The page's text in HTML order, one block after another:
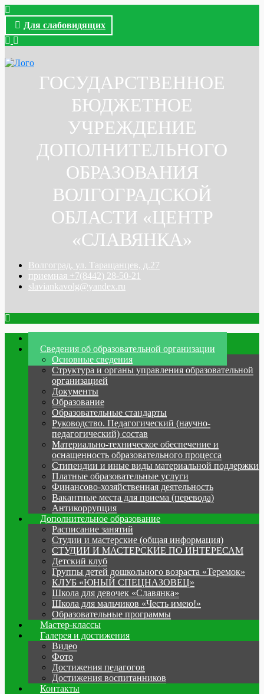
Для слабовидящих
ГОСУДАРСТВЕННОЕ
БЮДЖЕТНОЕ
УЧРЕЖДЕНИЕ
ДОПОЛНИТЕЛЬНОГО
ОБРАЗОВАНИЯ
ВОЛГОГРАДСКОЙ
ОБЛАСТИ «ЦЕНТР
«СЛАВЯНКА»
Волгоград, ул. Таращанцев, д.27
приемная +7(8442) 28-50-21
slaviankavolg@yandex.ru
Сведения об образовательной организации
Основные сведения
Структура и органы управления образовательной
организацией
Документы
Образование
Образовательные стандарты
Руководство. Педагогический (научно-
педагогический) состав
Материально-техническое обеспечение и
оснащенность образовательного процесса
Стипендии и иные виды материальной поддержки
Платные образовательные услуги
Финансово-хозяйственная деятельность
Вакантные места для приема (перевода)
Антикоррупция
Дополнительное образование
Расписание занятий
Студии и мастерские (общая информация)
СТУДИИ И МАСТЕРСКИЕ ПО ИНТЕРЕСАМ
Детский клуб
Группы детей дошкольного возраста «Теремок»
КЛУБ «ЮНЫЙ СПЕЦНАЗОВЕЦ»
Школа для девочек «Славянка»
Школа для мальчиков «Честь имею!»
Образовательные программы
Мастер-классы
Галерея и достижения
Видео
Фото
Достижения педагогов
Достижения воспитанников
Контакты